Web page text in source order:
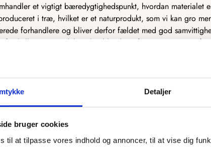
Detaljer
bruger cookies
til at tilpasse vores indhold og annoncer, til at vise dig
et vigtigt bæredygtighedspunkt, hvordan materialet
i træ, hvilket er et naturprodukt, som vi kan gro
forhandlere og bliver derfor fældet med god
forskellige træprodukter, heriblandt træfiner og MDF.
af køkkener og andre møbler. Træfiner er fantastisk
vi udnytter dermed mest muligt af træet. MDF er derimod et
kan bruges til møbelindustrien. Det træ, der ikke kan
til MDF, som har mange gode egenskaber.
hvordan vi tænker bæredygtighed ind i designet og